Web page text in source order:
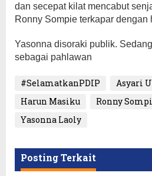
dan secepat kilat mencabut
Ronny Sompie terkapar dengan
Yasonna disoraki publik.
sebagai pahlawan
#SelamatkanPDIP
Asyari
Harun Masiku
Ronny
Yasonna Laoly
Posting Terkait